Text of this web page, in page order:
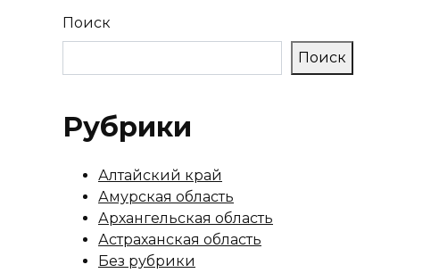
Поиск
Поиск
Рубрики
Алтайский край
Амурская область
Архангельская область
Астраханская область
Без рубрики